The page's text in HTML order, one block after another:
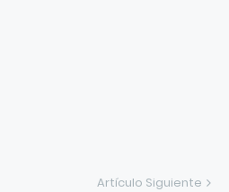
Artículo Siguiente